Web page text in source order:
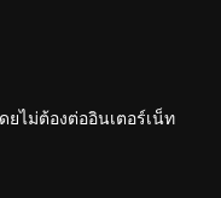
ยไม่ต้องต่ออินเตอร์เน็ท